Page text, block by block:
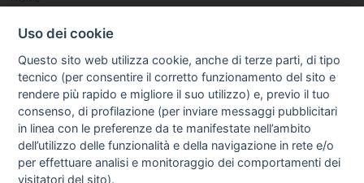
NOTIZIE
GUIDA AGLI ACQUISTI
PROCEDURA DI ACQUISTO
DIRITTO DI RECESSO
SPEDIZIONI E COSTI
Uso dei cookie
Questo sito web utilizza cookie, anche di terze parti, di tipo
tecnico (per consentire il corretto funzionamento del sito e
rendere più rapido e migliore il suo utilizzo) e, previo il tuo
consenso, di profilazione (per inviare messaggi pubblicitari
in linea con le preferenze da te manifestate nell’ambito
dell’utilizzo delle funzionalità e della navigazione in rete e/o
per effettuare analisi e monitoraggio dei comportamenti dei
visitatori del sito).